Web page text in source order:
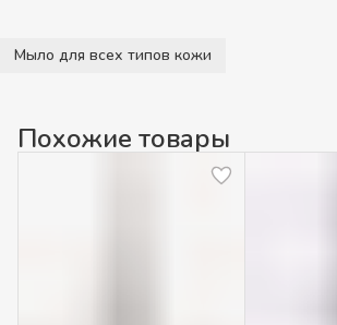
Мыло для всех типов кожи
Похожие товары